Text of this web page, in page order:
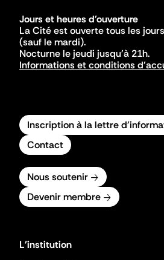
Jours et heures d'ouverture
La Cité est ouverte tous les
(sauf le mardi).
Nocturne le jeudi jusqu'à 21h.
Informations et conditions
Inscription à la lettre
Contact
Nous soutenir
Devenir membre
L'institution